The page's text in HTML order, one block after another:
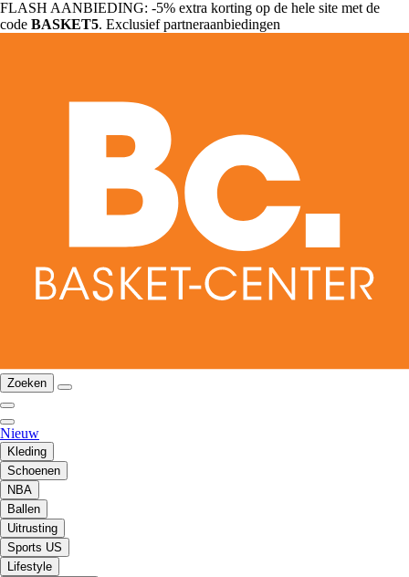
FLASH AANBIEDING: -5% extra korting op de hele site met de
code BASKET5. Exclusief partneraanbiedingen
Zoeken
Nieuw
Kleding
Schoenen
NBA
Ballen
Uitrusting
Sports US
Lifestyle